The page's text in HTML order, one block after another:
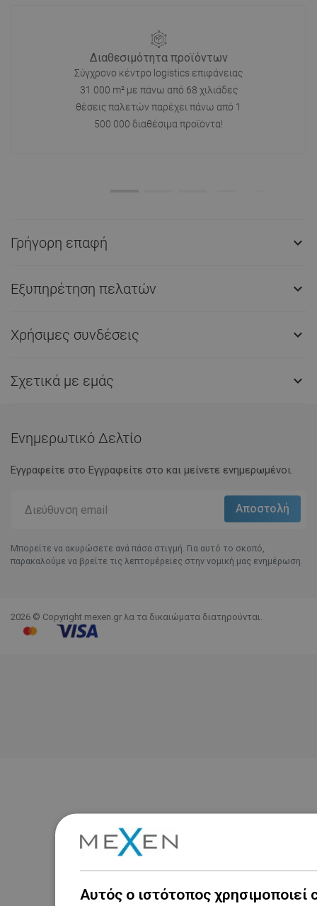
Διαθεσιμότητα προϊόντων
Σύγχρονο κέντρο logistics επιφάνειας
31 000 m² με πάνω από 68 χιλιάδες
θέσεις παλετών παρέχει πάνω από 1
500 000 διαθέσιμα προϊόντα!
Γρήγορη επαφή 
Εξυπηρέτηση πελατών 
Χρήσιμες συνδέσεις 
Σχετικά με εμάς 
Ενημερωτικό Δελτίο
Εγγραφείτε στο Eγγραφείτε στο και μείνετε ενημερωμένοι.
Μπορείτε να ακυρώσετε ανά πάσα στιγμή. Για αυτό το σκοπό,
παρακαλούμε να βρείτε τις λεπτομέρειες στην νομική μας ενημέρωση.
2026 © Copyright mexen.gr λα τα δικαιώματα διατηρούνται.
Αυτός ο ιστότοπος χρησιμοποιεί